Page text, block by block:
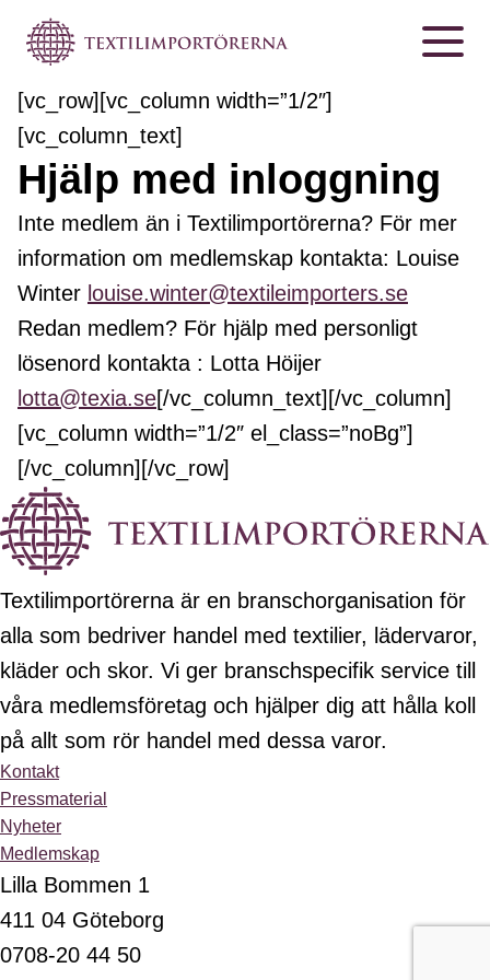
[vc_row][vc_column width=”1/2″]
[vc_column_text]
Hjälp med inloggning
Inte medlem än i Textilimportörerna? För mer
information om medlemskap kontakta: Louise
Winter louise.winter@textileimporters.se
Redan medlem? För hjälp med personligt
lösenord kontakta : Lotta Höijer
lotta@texia.se[/vc_column_text][/vc_column]
[vc_column width=”1/2″ el_class=”noBg”]
[/vc_column][/vc_row]
Textilimportörerna är en branschorganisation för
alla som bedriver handel med textilier, lädervaror,
kläder och skor. Vi ger branschspecifik service till
våra medlemsföretag och hjälper dig att hålla koll
på allt som rör handel med dessa varor.
Kontakt
Pressmaterial
Nyheter
Medlemskap
Lilla Bommen 1
411 04 Göteborg
0708-20 44 50